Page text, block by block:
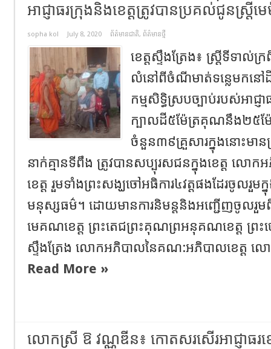
អាជ្ញាធរក្រុងនិងខេត្តត្រូវបានប្រគល់ជូនស្ត្រី
sopha kol July 8, 2020 ព័ត៌មានជាតិ, ព័ត៌មានថ្មី
ខេត្តស្ទឹងត្រែង៖ ស្ត្រីទីទាល់ក្រ
លំនៅពីចំណីមាត់ទន្លេមកនៅ
កម្មសិទ្ធិស្របច្បាប់របស់អាជ្
ក្បាលដី៥ម៉ែត្រគុណនឹង២៥ម៉
ចំនួន៣៩គ្រួសារក្នុងនោះមាន
នាក់គ្មានទីពឹង ត្រូវបានសប្បុរសជនក្នុងខេត្ត ល
ខេត្ត រួមទាំងព្រះសង្ឃចៅអធិការ៤វត្តផងដែរចូលរួ
មនុស្សធម៌។ ដោយមានការនិមន្តនិងអញ្ជើញចូលរួម
មេគណខេត្ត ព្រះតេជព្រះគុណព្រអនុគណខេត្ត ព្រះច
ស្ទឹងត្រែង លោកអភិបាលនៃគណ:អភិបាលខេត្ត លោ
Read More »
លោកស្រី ឱ វណ្ណឌីន៖ កោតសរសើរអាជ្ញាធរខ